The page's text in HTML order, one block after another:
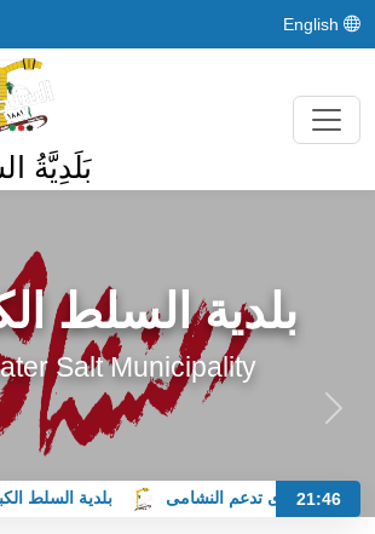
بَلَدِيَّةُ
بلدية السلط
Salt Municipality
21:46
الكبرى تدعم النشامى بلدية السلط الكبرى